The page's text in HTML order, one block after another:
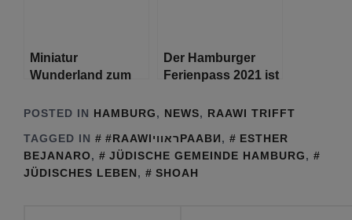
Miniatur
Wunderland zum
zur beliebtesten
Deutschlands
gewählt
Der Hamburger
Ferienpass 2021 ist
POSTED IN HAMBURG, NEWS, RAAWI TRIFFT
TAGGED IN
#RAAWIראוויРААВИ,
ESTHER
BEJANARO, JÜDISCHE GEMEINDE HAMBURG,
JÜDISCHES LEBEN, SHOAH